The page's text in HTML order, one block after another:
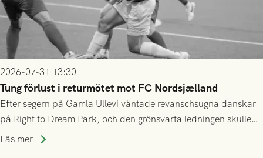
2026-07-31 13:30
Tung förlust i returmötet mot FC Nordsjælland
Efter segern på Gamla Ullevi väntade revanschsugna danskar
på Right to Dream Park, och den grönsvarta ledningen skulle
upphöra efter mindre än kvarten spelad. På lika mark visade
Läs mer